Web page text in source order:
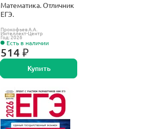
Математика. Отличник
ЕГЭ.
Прокофьев А.А.
Интеллект-Центр
Год: 2026
Есть в наличии
514 ₽
Купить